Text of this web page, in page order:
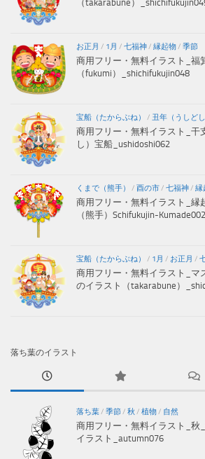
（takarabune）
お正月 / 1月 / 七福神/ 縁起物/ 季節
商用フリー・無料イラスト_福
（fukumi）_shichifukujin048
宝船（たからぶね） / 丑年（うしどし
商用フリー・無料イラスト_干
し）宝船_ushidoshi062
くまで（熊手） / 酉の市/ 七福神/ 縁
商用フリー・無料イラスト_縁
（熊手）Schifukujin-Kumade002
宝船（たからぶね） / 1月 / お正月 /
商用フリー・無料イラスト_マ
のイラスト（takarabune）
落ち葉のイラスト
落ち葉/ 季節/ 秋 / 植物/ 自然
商用フリー・無料イラスト_秋
イラスト_autumn076